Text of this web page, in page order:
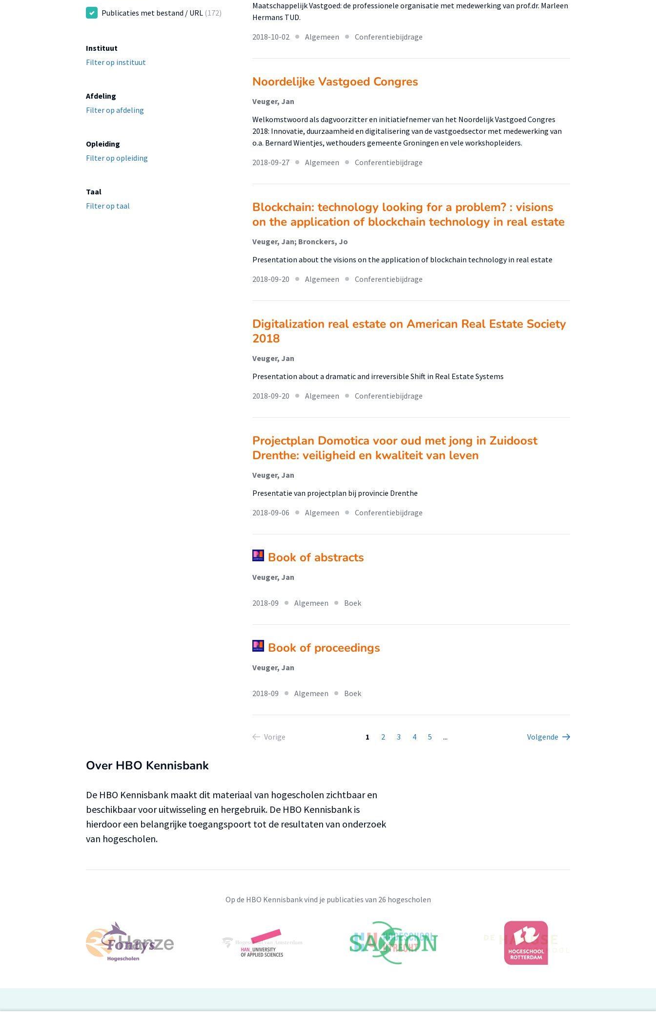
Publicaties met bestand / URL (172)
Instituut
Filter op instituut
Afdeling
Filter op afdeling
Opleiding
Filter op opleiding
Taal
Filter op taal
Maatschappelijk Vastgoed: de professionele organisatie met medewerking van prof.dr. Marleen
Hermans TUD.
2018-10-02
Algemeen Conferentiebijdrage
Noordelijke Vastgoed Congres
Veuger, Jan
Welkomstwoord als dagvoorzitter en initiatiefnemer van het Noordelijk Vastgoed Congres
2018: Innovatie, duurzaamheid en digitalisering van de vastgoedsector met medewerking van
o.a. Bernard Wientjes, wethouders gemeente Groningen en vele workshopleiders.
2018-09-27
Algemeen Conferentiebijdrage
Blockchain: technology looking for a problem? : visions
on the application of blockchain technology in real estate
Veuger, Jan; Bronckers, Jo
Presentation about the visions on the application of blockchain technology in real estate
2018-09-20
Algemeen Conferentiebijdrage
Digitalization real estate on American Real Estate Society
2018
Veuger, Jan
Presentation about a dramatic and irreversible Shift in Real Estate Systems
2018-09-20
Algemeen Conferentiebijdrage
Projectplan Domotica voor oud met jong in Zuidoost
Drenthe: veiligheid en kwaliteit van leven
Veuger, Jan
Presentatie van projectplan bij provincie Drenthe
2018-09-06
Algemeen Conferentiebijdrage
Book of abstracts
Veuger, Jan
2018-09 Algemeen Boek
Book of proceedings
Veuger, Jan
2018-09 Algemeen Boek
Vorige 1 2 3 4 5 ... Volgende
Over HBO Kennisbank
De HBO Kennisbank maakt dit materiaal van hogescholen zichtbaar en
beschikbaar voor uitwisseling en hergebruik. De HBO Kennisbank is
hierdoor een belangrijke toegangspoort tot de resultaten van onderzoek
van hogescholen.
Op de HBO Kennisbank vind je publicaties van 26 hogescholen